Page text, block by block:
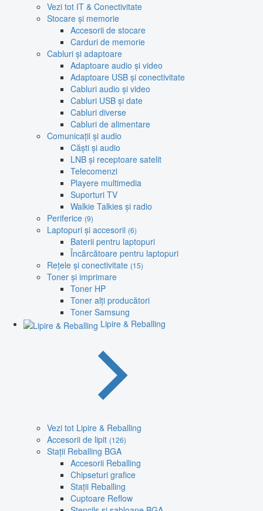
Vezi tot IT & Conectivitate
Stocare și memorie
Accesorii de stocare
Carduri de memorie
Cabluri și adaptoare
Adaptoare audio și video
Adaptoare USB și conectivitate
Cabluri audio și video
Cabluri USB și date
Cabluri diverse
Cabluri de alimentare
Comunicații și audio
Căști și audio
LNB și receptoare satelit
Telecomenzi
Playere multimedia
Suporturi TV
Walkie Talkies și radio
Periferice (9)
Laptopuri și accesorii (6)
Baterii pentru laptopuri
Încărcătoare pentru laptopuri
Rețele și conectivitate (15)
Toner și imprimare
Toner HP
Toner alți producători
Toner Samsung
Lipire & Reballing
Vezi tot Lipire & Reballing
Accesorii de lipit (126)
Stații Reballing BGA
Accesorii Reballing
Chipseturi grafice
Stații Reballing
Cuptoare Reflow